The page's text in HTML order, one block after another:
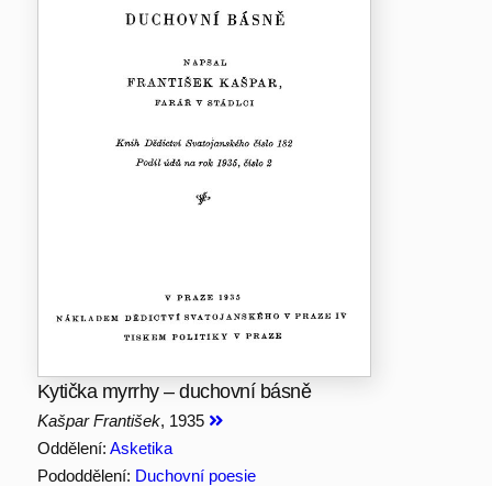
Kytička myrrhy – duchovní básně
Kašpar František, 1935
Oddělení: Asketika
Pododdělení: Duchovní poesie